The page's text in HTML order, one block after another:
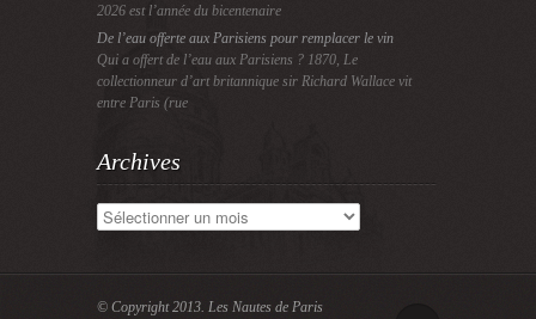
2026 est l’année du bicentenaire
De l’eau offerte aux Parisiens pour remplacer le vin
Qui a offert de l’eau aux Parisiens ? 1870, Le
collectionneur d’art britannique sir Richard Wallace vit
entre Paris (rue
Archives
Archives
© Copyright 2013. Les Nautes de Paris